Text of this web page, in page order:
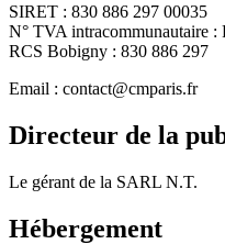
SIRET : 830 886 297 00035
N° TVA intracommunautaire :
RCS Bobigny : 830 886 297
Email : contact@cmparis.fr
Directeur de la
Le gérant de la SARL N.T.
Hébergement